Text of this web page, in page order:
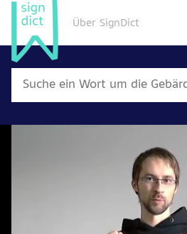
Über SignDict
English